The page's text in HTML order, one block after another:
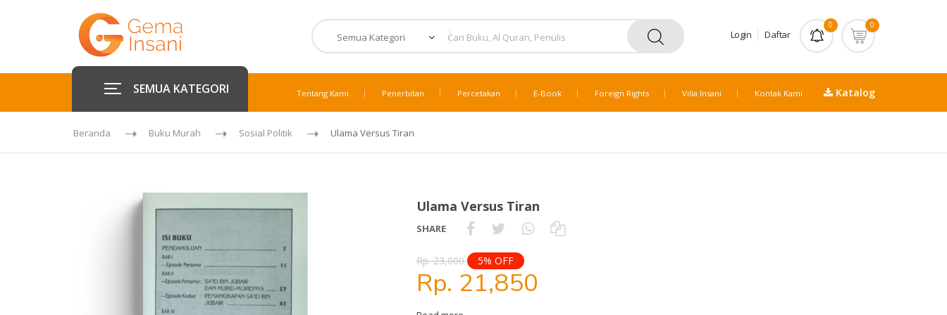
Login Daftar
0 0
SEMUA KATEGORI Tentang Kami Penerbitan Percetakan E-Book Foreign Rights Villa Insani Kontak Kami Katalog
Beranda Buku Murah Sosial Politik Ulama Versus Tiran
Ulama Versus Tiran
SHARE
Rp. 23,000 5% OFF
Rp. 21,850